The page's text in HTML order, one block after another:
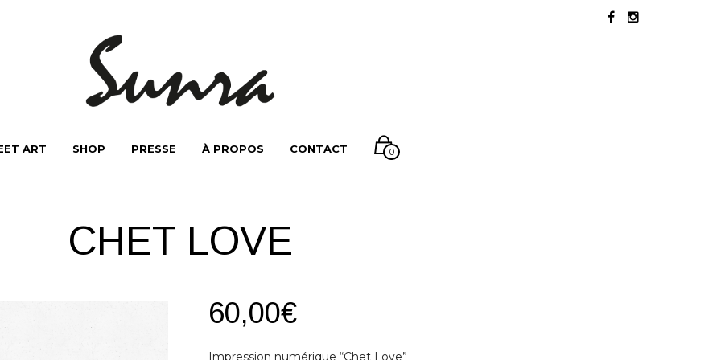
ART SHOP PRESSE À PROPOS CONTACT 0
CHET LOVE
60,00€
Impression numérique “Chet Love”